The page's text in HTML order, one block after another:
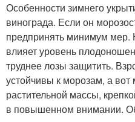
Особенности зимнего
винограда. Если он
предпринять минимум мер.
влияет уровень
труднее лозы защитить.
устойчивы к морозам, а
растительной массы,
в повышенном внимании.